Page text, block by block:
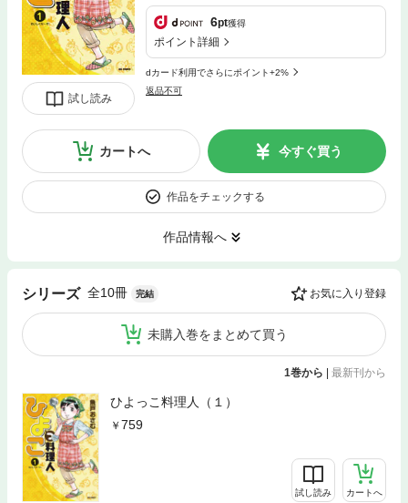
試し読み
6pt獲得
ポイント詳細
dカード利用でさらにポイント+2%
返品不可
カートへ 今すぐ買う
作品をチェックする
作品情報へ
シリーズ 全10冊 完結 お気に入り登録
未購入巻をまとめて買う
1巻から | 最新刊から
ひよっこ料理人（１）
759
試し読み カートへ